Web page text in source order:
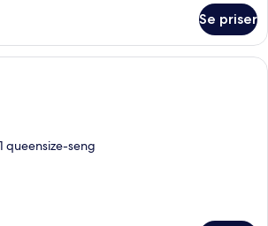
Se priser
En lille hytte med dør og vindue,
queensize-seng